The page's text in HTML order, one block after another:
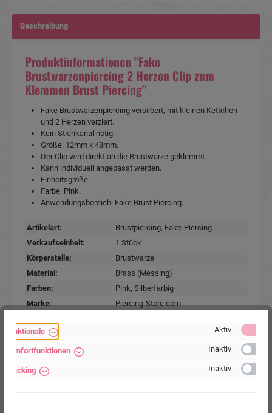
Beschreibung
Produktinformationen "Fake
Brustwarzenpiercing 2 Herzen Clip zum
Klemmen Brust Piercing"
Fake Brustwarzenpiercing versilbert, mit kleinen Kettchen
und 2 Herzen verziert.
Kein Stichkanal nötig.
Größe: 12mm x 48mm.
Der Clip wird direkt an die Brustwarze geklemmt.
Kann individuell angepasst werden.
Einheitsgröße.
Farbe: Pink.
Anwendungsbereich: Fake Brust Piercing.
Artikelart: Brustpiercing, Fake-Piercing
Verkaufseinheit:
1 Stück
Körperstelle:
Brustwarze
Material:
Brass (Messing)
Farben:
Pink, Silberfarbig
Marke:
Piercing-Store.com
Wehrhainer Lindenstr. 28, 04936
Funktionale Aktiv
Komfortfunktionen Inaktiv
Tracking Inaktiv